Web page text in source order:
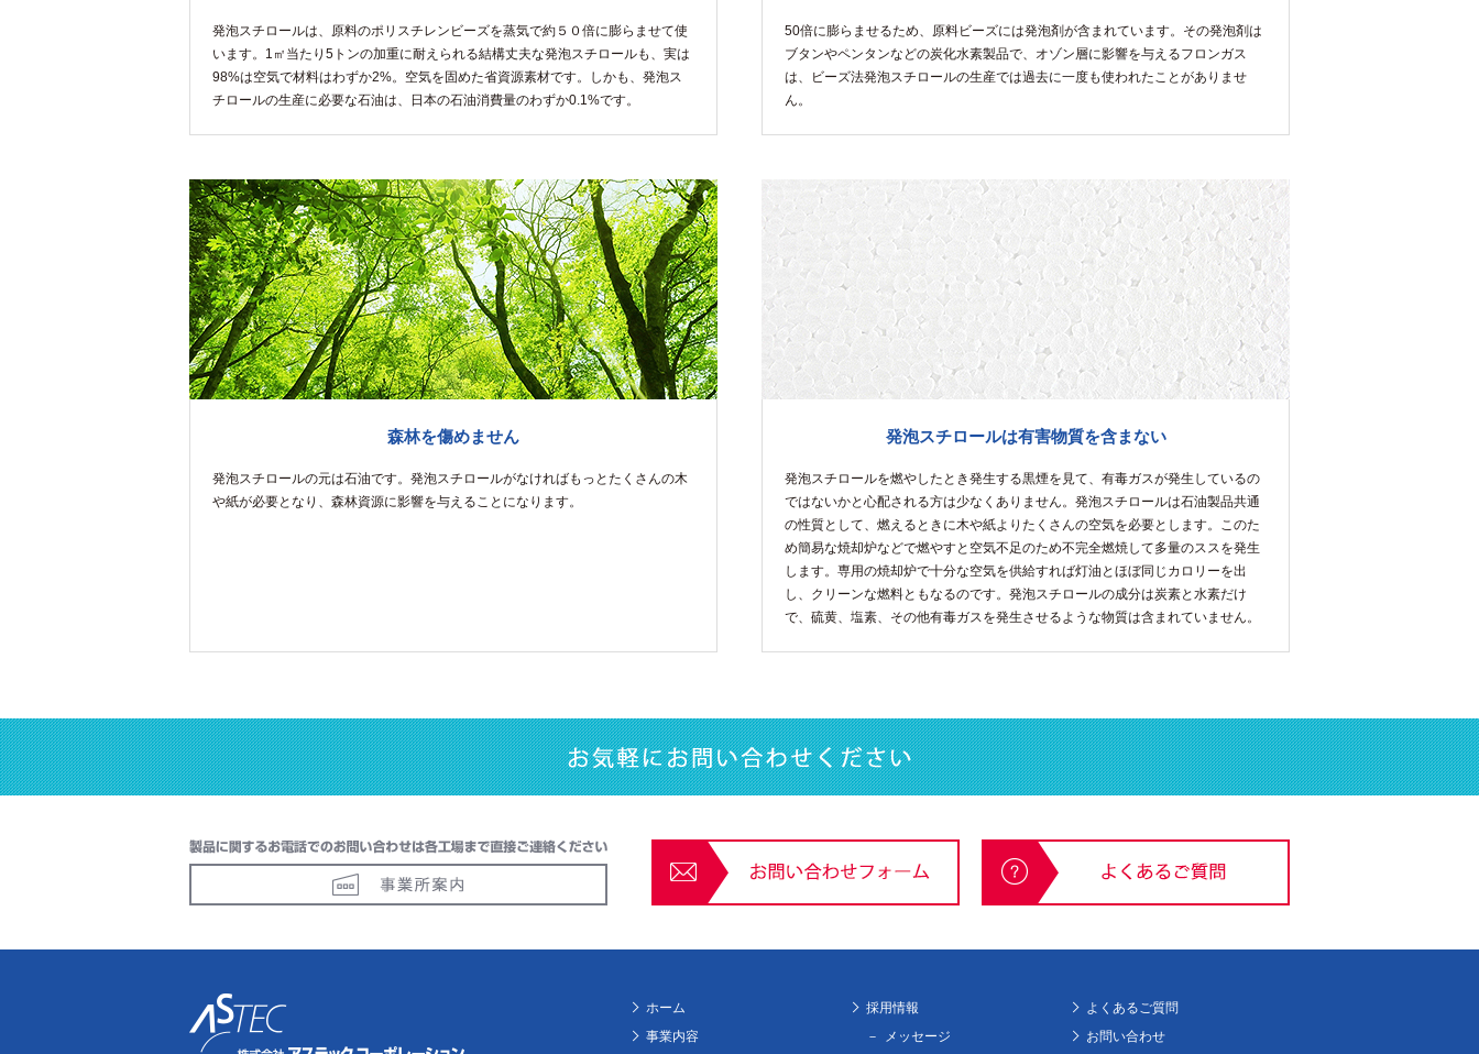
発泡スチロールは、原料のポリスチレンビーズを蒸気で約５０倍に膨らませて使
います。1㎡当たり5トンの加重に耐えられる結構丈夫な発泡スチロールも、実は
98%は空気で材料はわずか2%。空気を固めた省資源素材です。しかも、発泡ス
チロールの生産に必要な石油は、日本の石油消費量のわずか0.1%です。
50倍に膨らませるため、原料ビーズには発泡剤が含まれています。その発泡剤は
ブタンやペンタンなどの炭化水素製品で、オゾン層に影響を与えるフロンガス
は、ビーズ法発泡スチロールの生産では過去に一度も使われたことがありませ
ん。
森林を傷めません
発泡スチロールの元は石油です。発泡スチロールがなければもっとたくさんの木
や紙が必要となり、森林資源に影響を与えることになります。
発泡スチロールは有害物質を含まない
発泡スチロールを燃やしたとき発生する黒煙を見て、有毒ガスが発生しているの
ではないかと心配される方は少なくありません。発泡スチロールは石油製品共通
の性質として、燃えるときに木や紙よりたくさんの空気を必要とします。このた
め簡易な焼却炉などで燃やすと空気不足のため不完全燃焼して多量のススを発生
します。専用の焼却炉で十分な空気を供給すれば灯油とほぼ同じカロリーを出
し、クリーンな燃料ともなるのです。発泡スチロールの成分は炭素と水素だけ
で、硫黄、塩素、その他有毒ガスを発生させるような物質は含まれていません。
ホーム
事業内容
採用情報
メッセージ
よくあるご質問
お問い合わせ